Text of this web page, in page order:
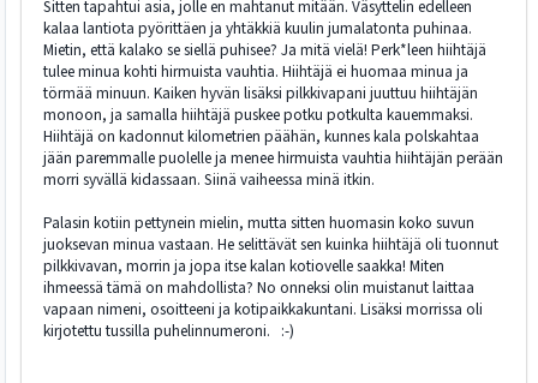
Sitten tapahtui asia, jolle en mahtanut mitään. Väsyttelin edelleen
kalaa lantiota pyörittäen ja yhtäkkiä kuulin jumalatonta puhinaa.
Mietin, että kalako se siellä puhisee? Ja mitä vielä! Perk*leen hiihtäjä
tulee minua kohti hirmuista vauhtia. Hiihtäjä ei huomaa minua ja
törmää minuun. Kaiken hyvän lisäksi pilkkivapani juuttuu hiihtäjän
monoon, ja samalla hiihtäjä puskee potku potkulta kauemmaksi.
Hiihtäjä on kadonnut kilometrien päähän, kunnes kala polskahtaa
jään paremmalle puolelle ja menee hirmuista vauhtia hiihtäjän perään
morri syvällä kidassaan. Siinä vaiheessa minä itkin.
Palasin kotiin pettynein mielin, mutta sitten huomasin koko suvun
juoksevan minua vastaan. He selittävät sen kuinka hiihtäjä oli tuonnut
pilkkivavan, morrin ja jopa itse kalan kotiovelle saakka! Miten
ihmeessä tämä on mahdollista? No onneksi olin muistanut laittaa
vapaan nimeni, osoitteeni ja kotipaikkakuntani. Lisäksi morrissa oli
kirjotettu tussilla puhelinnumeroni. :-)